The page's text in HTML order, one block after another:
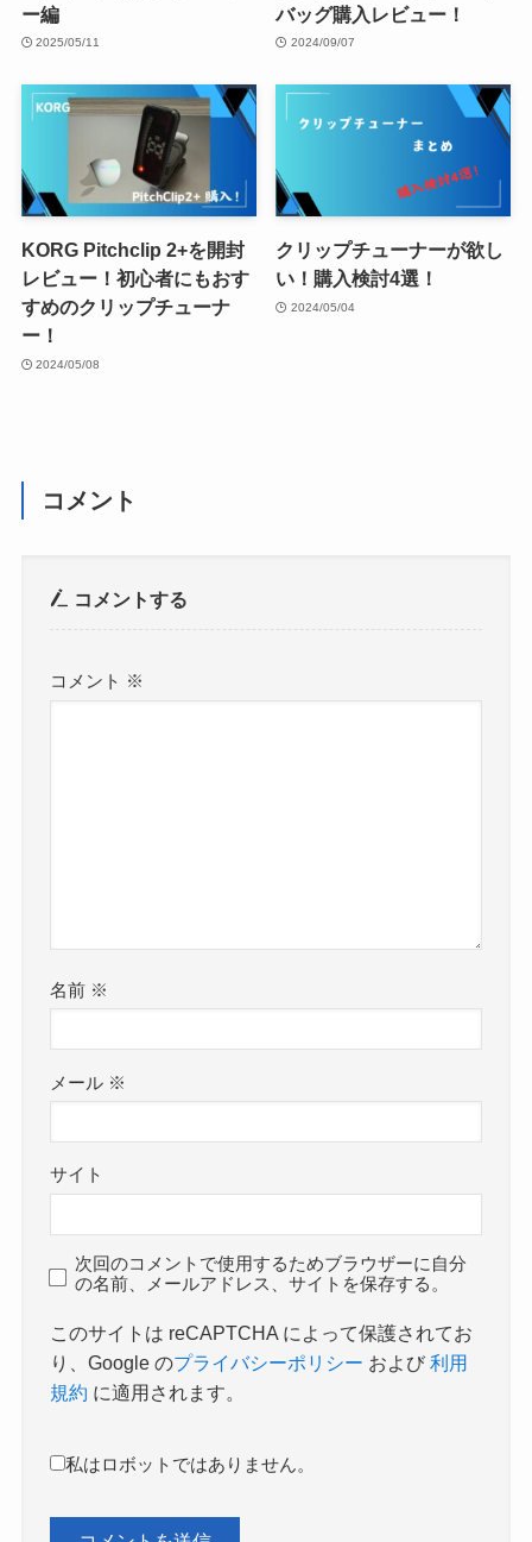
ー編
2025/05/11
バッグ購入レビュー！
2024/09/07
KORG Pitchclip 2+を開封
レビュー！初心者にもおす
すめのクリップチューナ
ー！
2024/05/08
クリップチューナーが欲し
い！購入検討4選！
2024/05/04
コメント
コメントする
コメント ※
名前 ※
メール ※
サイト
次回のコメントで使用するためブラウザーに自分
の名前、メールアドレス、サイトを保存する。
このサイトは reCAPTCHA によって保護されてお
り、Google のプライバシーポリシー および利用
規約 に適用されます。
私はロボットではありません。